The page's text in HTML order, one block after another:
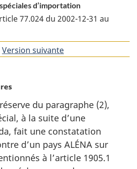
d’importation
77.024 du 2002-12-31 au
Version suivante
du paragraphe (2),
à la suite d’une
fait une constatation
d’un pays ALÉNA sur
à l’article 1905.1